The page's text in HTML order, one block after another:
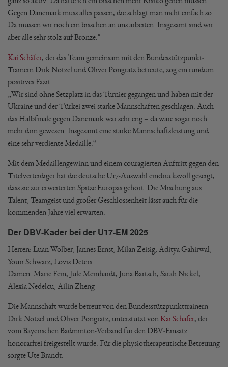
Gegen Dänemark muss alles passen, die schlägt man nicht einfach so.
Da müssen wir noch ein bisschen an uns arbeiten. Insgesamt sind wir
aber alle sehr stolz auf Bronze."
Kai Schäfer, der das Team gemeinsam mit den Bundesstützpunkt-
Trainern Dirk Nötzel und Oliver Pongratz betreute, zog ein rundum
positives Fazit:
„Wir sind ohne Setzplatz in das Turnier gegangen und haben mit der
Ukraine und der Türkei zwei starke Mannschaften geschlagen. Auch
das Halbfinale gegen Dänemark war sehr eng – da wäre sogar noch
mehr drin gewesen. Insgesamt eine starke Mannschaftsleistung und
eine sehr verdiente Medaille.“
Mit dem Medaillengewinn und einem couragierten Auftritt gegen den
Titelverteidiger hat die deutsche U17-Auswahl eindrucksvoll gezeigt,
dass sie zur erweiterten Spitze Europas gehört. Die Mischung aus
Talent, Teamgeist und großer Geschlossenheit lässt auch für die
kommenden Jahre viel erwarten.
Der DBV-Kader bei der U17-EM 2025
Herren: Luan Wolber, Jannes Ernst, Milan Zeisig, Aditya Gahirwal,
Youri Schwarz, Lovis Deters
Damen: Marie Fein, Jule Meinhardt, Juna Bartsch, Sarah Nickel,
Alexia Nedelcu, Ailin Zheng
Die Mannschaft wurde betreut von den Bundesstützpunkttrainern
Dirk Nötzel und Oliver Pongratz, unterstützt von Kai Schäfer, der
vom Bayerischen Badminton-Verband für den DBV-Einsatz
honorarfrei freigestellt wurde. Für die physiotherapeutische Betreuung
sorgte Ute Brandt.